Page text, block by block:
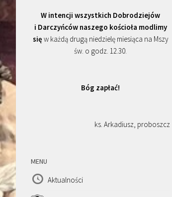
W intencji wszystkich Dobrodziejów
i Darczyńców naszego kościoła modlimy
się w każdą drugą niedzielę miesiąca na Mszy
św. o godz. 12.30.
Bóg zapłać!
ks. Arkadiusz, proboszcz
MENU
Aktualności